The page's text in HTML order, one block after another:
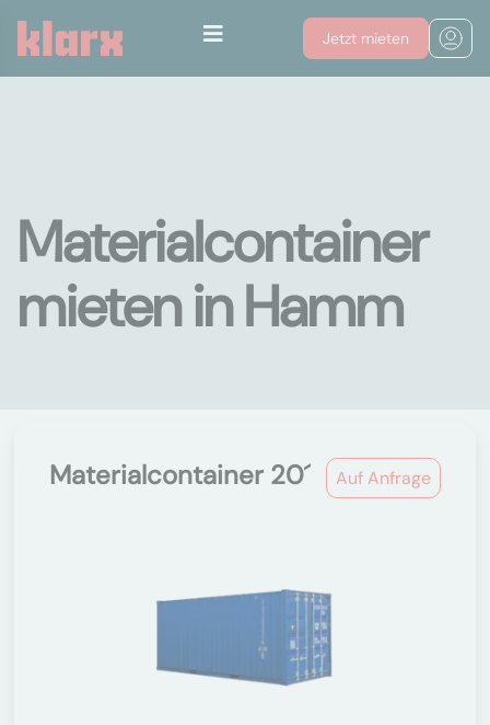
Jetzt mieten
Materialcontainer
mieten in Hamm
Auf Anfrage
Materialcontainer 20´